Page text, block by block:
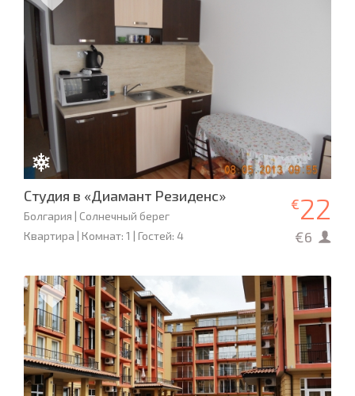
Студия в «Диамант Резиденс»
Болгария | Солнечный берег
Квартира | Комнат: 1 | Гостей: 4
€22
€6